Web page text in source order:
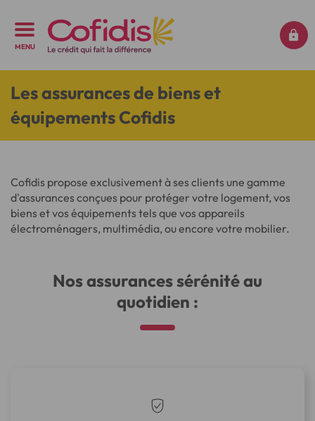
MENU
Les assurances de biens et
équipements Cofidis
Cofidis propose exclusivement à ses clients une gamme
d'assurances conçues pour protéger votre logement, vos
biens et vos équipements tels que vos appareils
électroménagers, multimédia, ou encore votre mobilier.
Nos assurances sérénité au
quotidien :